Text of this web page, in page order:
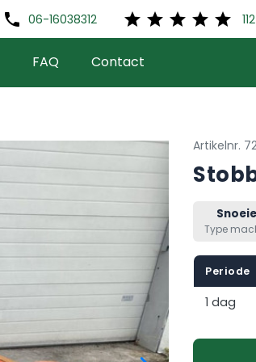
phone 06-16038312 star star star star star 112
FAQ Contact
Artikelnr.
Type
Periode
1 dag